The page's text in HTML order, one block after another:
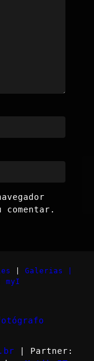
comentar.
Galerias |
myI
| Partner: